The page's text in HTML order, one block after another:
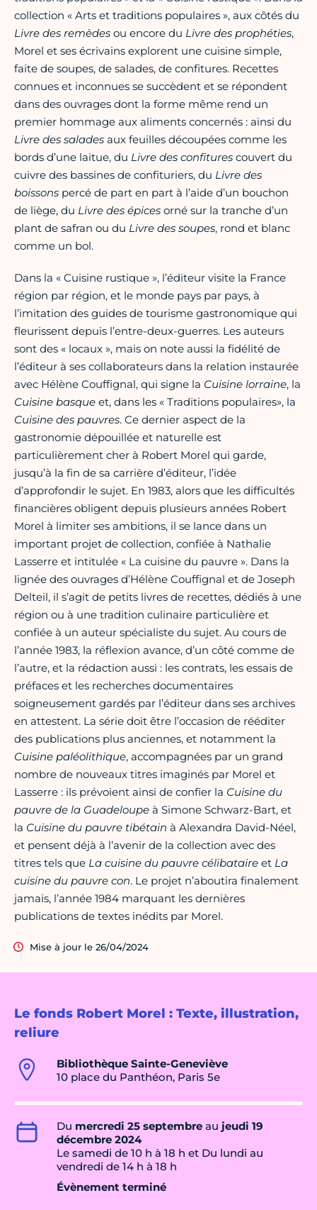
Le fonds Robert Morel : Texte, illustration,
reliure
Bibliothèque Sainte-Geneviève
10 place du Panthéon, Paris 5e
Du mercredi 25 septembre au jeudi 19
décembre 2024
Le samedi de 10 h à 18 h et Du lundi au
vendredi de 14 h à 18 h
Évènement terminé
collection « Arts et traditions populaires », aux côtés du
Livre des remèdes ou encore du Livre des prophéties,
Morel et ses écrivains explorent une cuisine simple,
faite de soupes, de salades, de confitures. Recettes
connues et inconnues se succèdent et se répondent
dans des ouvrages dont la forme même rend un
premier hommage aux aliments concernés : ainsi du
Livre des salades aux feuilles découpées comme les
bords d’une laitue, du Livre des confitures couvert du
cuivre des bassines de confituriers, du Livre des
boissons percé de part en part à l’aide d’un bouchon
de liège, du Livre des épices orné sur la tranche d’un
plant de safran ou du Livre des soupes, rond et blanc
comme un bol.
Dans la « Cuisine rustique », l’éditeur visite la France
région par région, et le monde pays par pays, à
l’imitation des guides de tourisme gastronomique qui
fleurissent depuis l’entre-deux-guerres. Les auteurs
sont des « locaux », mais on note aussi la fidélité de
l’éditeur à ses collaborateurs dans la relation instaurée
avec Hélène Couffignal, qui signe la Cuisine lorraine, la
Cuisine basque et, dans les « Traditions populaires», la
Cuisine des pauvres. Ce dernier aspect de la
gastronomie dépouillée et naturelle est
particulièrement cher à Robert Morel qui garde,
jusqu’à la fin de sa carrière d’éditeur, l’idée
d’approfondir le sujet. En 1983, alors que les difficultés
financières obligent depuis plusieurs années Robert
Morel à limiter ses ambitions, il se lance dans un
important projet de collection, confiée à Nathalie
Lasserre et intitulée « La cuisine du pauvre ». Dans la
lignée des ouvrages d’Hélène Couffignal et de Joseph
Delteil, il s’agit de petits livres de recettes, dédiés à une
région ou à une tradition culinaire particulière et
confiée à un auteur spécialiste du sujet. Au cours de
l’année 1983, la réflexion avance, d’un côté comme de
l’autre, et la rédaction aussi : les contrats, les essais de
préfaces et les recherches documentaires
soigneusement gardés par l’éditeur dans ses archives
en attestent. La série doit être l’occasion de rééditer
des publications plus anciennes, et notamment la
Cuisine paléolithique, accompagnées par un grand
nombre de nouveaux titres imaginés par Morel et
Lasserre : ils prévoient ainsi de confier la Cuisine du
pauvre de la Guadeloupe à Simone Schwarz-Bart, et
la Cuisine du pauvre tibétain à Alexandra David-Néel,
et pensent déjà à l’avenir de la collection avec des
titres tels que La cuisine du pauvre célibataire et La
cuisine du pauvre con. Le projet n’aboutira finalement
jamais, l’année 1984 marquant les dernières
publications de textes inédits par Morel.
Mise à jour le 26/04/2024